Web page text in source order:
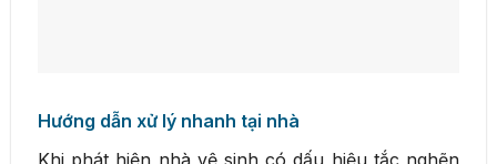
Hướng dẫn xử lý nhanh tại nhà
Khi phát hiện nhà vệ sinh có dấu hiệu tắc nghẽn